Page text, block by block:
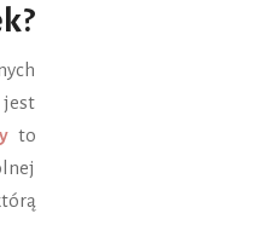
jest
to